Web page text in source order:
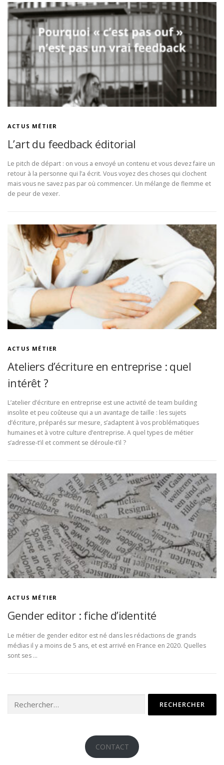
ACTUS MÉTIER
L’art du feedback éditorial
Le pitch de départ : on vous a envoyé un contenu et vous devez faire un
retour à la personne qui l’a écrit. Vous voyez des choses qui clochent
mais vous ne savez pas par où commencer. Un mélange de flemme et
de peur de vexer.
ACTUS MÉTIER
Ateliers d’écriture en entreprise : quel
intérêt ?
L’atelier d’écriture en entreprise est une activité de team building
insolite et peu coûteuse qui a un avantage de taille : les sujets
d’écriture, préparés sur mesure, s’adaptent à vos problématiques
humaines et à votre culture d’entreprise. A quel types de métier
s’adresse-t’il et comment se déroule-t’il ?
ACTUS MÉTIER
Gender editor : fiche d’identité
Le métier de gender editor est né dans les rédactions de grands
médias il y a moins de 5 ans, et est arrivé en France en 2020. Quelles
sont ses …
CONTACT